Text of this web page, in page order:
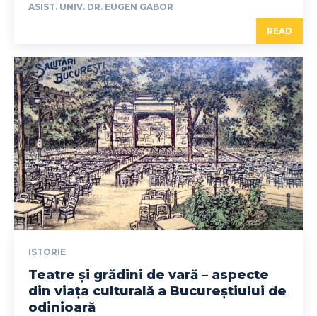
ASIST. UNIV. DR. EUGEN GABOR
READ
ISTORIE
Teatre și grădini de vară – aspecte
din viața culturală a Bucureștiului de
odinioară